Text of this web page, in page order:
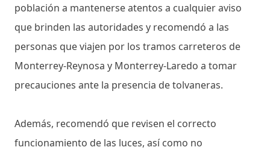
población a mantenerse atentos a cualquier aviso
que brinden las autoridades y recomendó a las
personas que viajen por los tramos carreteros de
Monterrey-Reynosa y Monterrey-Laredo a tomar
precauciones ante la presencia de tolvaneras.
Además, recomendó que revisen el correcto
funcionamiento de las luces, así como no